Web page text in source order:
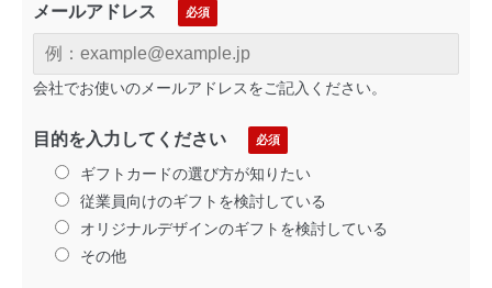
メールアドレス
会社でお使いのメールアドレスをご記入ください。
目的を入力してください
ギフトカードの選び方が知りたい
従業員向けのギフトを検討している
オリジナルデザインのギフトを検討している
その他